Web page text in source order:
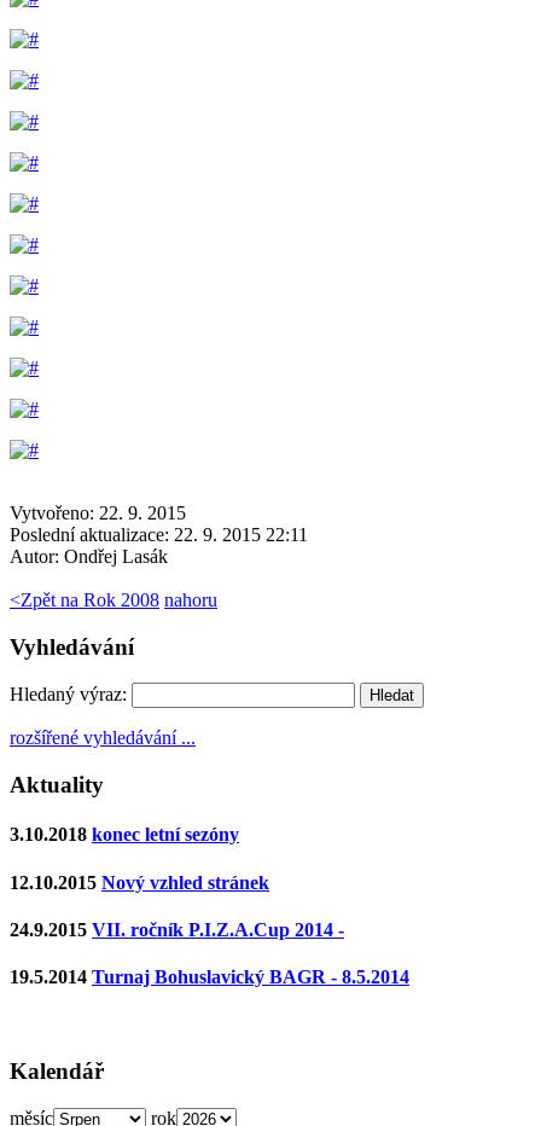
Vytvořeno: 22. 9. 2015
Poslední aktualizace: 22. 9. 2015 22:11
Autor: Ondřej Lasák
<Zpět na Rok 2008 nahoru
Vyhledávání
Hledaný výraz:
rozšířené vyhledávání ...
Aktuality
3.10.2018 konec letní sezóny
12.10.2015 Nový vzhled stránek
24.9.2015 VII. ročník P.I.Z.A.Cup 2014 -
19.5.2014 Turnaj Bohuslavický BAGR - 8.5.2014
Kalendář
měsíc rok